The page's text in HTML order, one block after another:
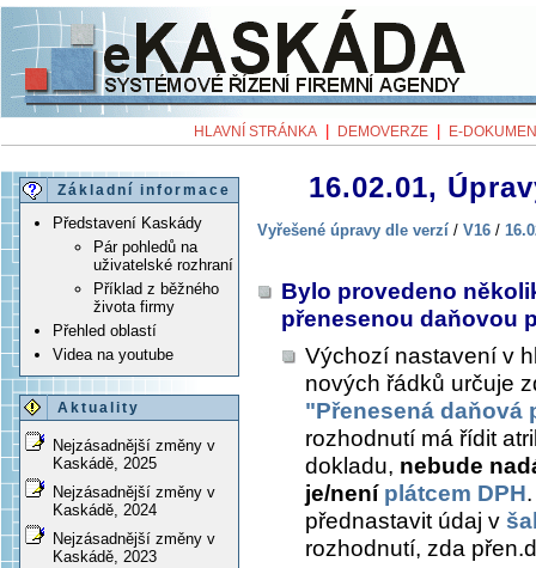
HLAVNÍ STRÁNKA DEMOVERZE E-
Základní informace
Představení Kaskády
Pár pohledů na
uživatelské rozhraní
Příklad z běžného
života firmy
Přehled oblastí
Videa na youtube
Aktuality
Nejzásadnější změny v
Kaskádě, 2025
Nejzásadnější změny v
Kaskádě, 2024
Nejzásadnější změny v
Kaskádě, 2023
16.02.01,
Vyřešené úpravy dle verzí / V16 /
Bylo provedeno
přenesenou daňovou
Výchozí nastavení v
nových řádků určuje
"Přenesená daňová
rozhodnutí má řídit
dokladu, nebude
je/není plátcem DPH
přednastavit údaj v
rozhodnutí, zda